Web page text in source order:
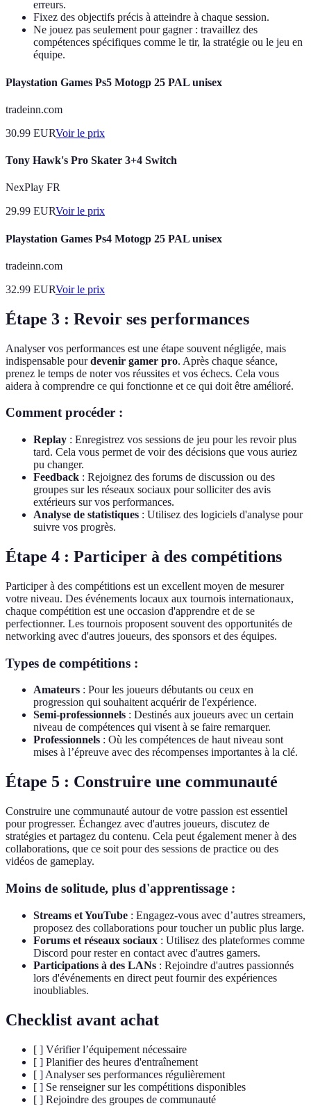
erreurs.
Fixez des objectifs précis à atteindre à chaque session.
Ne jouez pas seulement pour gagner : travaillez des
compétences spécifiques comme le tir, la stratégie ou le jeu en
équipe.
Playstation Games Ps5 Motogp 25 PAL unisex
tradeinn.com
30.99 EURVoir le prix
Tony Hawk's Pro Skater 3+4 Switch
NexPlay FR
29.99 EURVoir le prix
Playstation Games Ps4 Motogp 25 PAL unisex
tradeinn.com
32.99 EURVoir le prix
Étape 3 : Revoir ses performances
Analyser vos performances est une étape souvent négligée, mais
indispensable pourdevenir gamer pro. Après chaque séance,
prenez le temps de noter vos réussites et vos échecs. Cela vous
aidera à comprendre ce qui fonctionne et ce qui doit être amélioré.
Comment procéder :
Replay : Enregistrez vos sessions de jeu pour les revoir plus
tard. Cela vous permet de voir des décisions que vous auriez
pu changer.
Feedback : Rejoignez des forums de discussion ou des
groupes sur les réseaux sociaux pour solliciter des avis
extérieurs sur vos performances.
Analyse de statistiques : Utilisez des logiciels d'analyse pour
suivre vos progrès.
Étape 4 : Participer à des compétitions
Participer à des compétitions est un excellent moyen de mesurer
votre niveau. Des événements locaux aux tournois internationaux,
chaque compétition est une occasion d'apprendre et de se
perfectionner. Les tournois proposent souvent des opportunités de
networking avec d'autres joueurs, des sponsors et des équipes.
Types de compétitions :
Amateurs : Pour les joueurs débutants ou ceux en
progression qui souhaitent acquérir de l'expérience.
Semi-professionnels : Destinés aux joueurs avec un certain
niveau de compétences qui visent à se faire remarquer.
Professionnels : Où les compétences de haut niveau sont
mises à l’épreuve avec des récompenses importantes à la clé.
Étape 5 : Construire une communauté
Construire une communauté autour de votre passion est essentiel
pour progresser. Échangez avec d'autres joueurs, discutez de
stratégies et partagez du contenu. Cela peut également mener à des
collaborations, que ce soit pour des sessions de practice ou des
vidéos de gameplay.
Moins de solitude, plus d'apprentissage :
Streams et YouTube : Engagez-vous avec d’autres streamers,
proposez des collaborations pour toucher un public plus large.
Forums et réseaux sociaux : Utilisez des plateformes comme
Discord pour rester en contact avec d'autres gamers.
Participations à des LANs : Rejoindre d'autres passionnés
lors d'événements en direct peut fournir des expériences
inoubliables.
Checklist avant achat
[ ] Vérifier l’équipement nécessaire
[ ] Planifier des heures d'entraînement
[ ] Analyser ses performances régulièrement
[ ] Se renseigner sur les compétitions disponibles
[ ] Rejoindre des groupes de communauté